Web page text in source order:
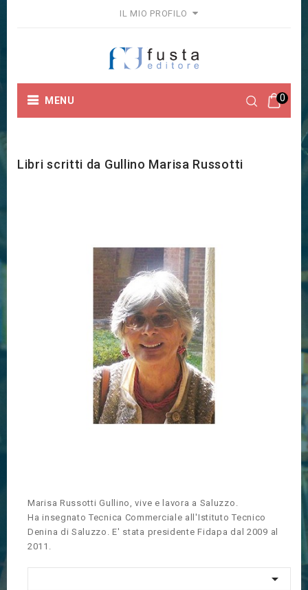
IL MIO PROFILO
0
MENU
Libri scritti da Gullino Marisa Russotti
Marisa Russotti Gullino, vive e lavora a Saluzzo.
Ha insegnato Tecnica Commerciale all'Istituto Tecnico
Denina di Saluzzo. E' stata presidente Fidapa dal 2009 al
2011.
